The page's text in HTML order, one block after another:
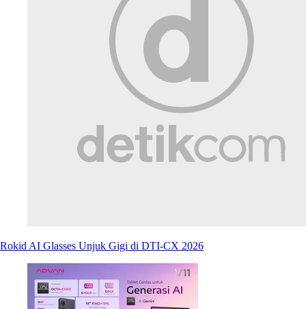
Rokid AI Glasses Unjuk Gigi di DTI-CX 2026